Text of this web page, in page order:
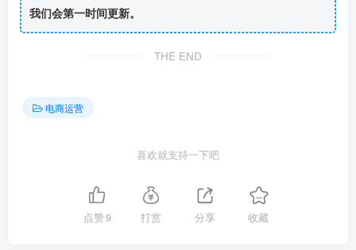
我们会第一时间更新。
THE END
电商运营
喜欢就支持一下吧
点赞9 打赏 分享 收藏